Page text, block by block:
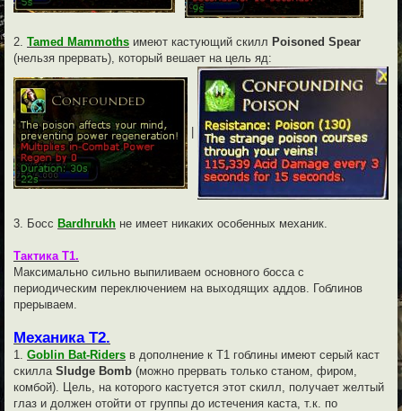
2. Tamed Mammoths имеют кастующий скилл Poisoned Spear
(нельзя прервать), который вешает на цель яд:
3. Босс Bardhrukh не имеет никаких особенных механик.
Тактика Т1.
Максимально сильно выпиливаем основного босса с
периодическим переключением на выходящих аддов. Гоблинов
прерываем.
Механика Т2.
1. Goblin Bat-Riders в дополнение к Т1 гоблины имеют серый каст
скилла Sludge Bomb (можно прервать только станом, фиром,
комбой). Цель, на которого кастуется этот скилл, получает желтый
глаз и должен отойти от группы до истечения каста, т.к. по